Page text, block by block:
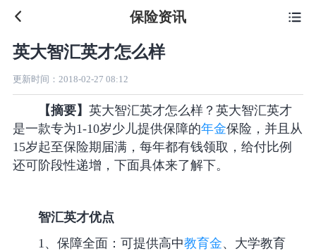
 保险资讯
英大智汇英才怎么样
更新时间： 2018-02-27 08:12
【摘要】 英大智汇英才怎么样？英大智汇英才
是一款专为1-10岁少儿提供保障的年金保险，并且从
15岁起至保险期届满，每年都有钱领取，给付比例
还可阶段性递增，下面具体来了解下。
智汇英才优点
1、保障全面：可提供高中教育金、大学教育